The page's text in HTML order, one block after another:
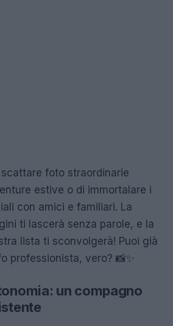
foto straordinarie
estive o di immortalare i
con amici e familiari. La
ti lascerà senza parole, e la
lista ti sconvolgerà! Puoi già
professionista, vero? 📸✨
un compagno